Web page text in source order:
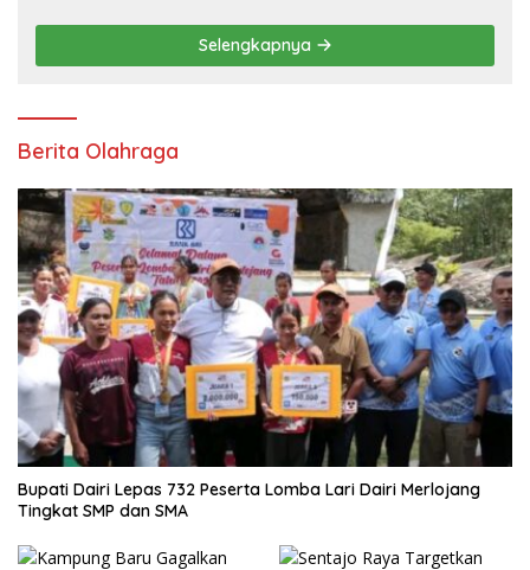
YANG MENJERAT
Selengkapnya
Berita Olahraga
Bupati Dairi Lepas 732 Peserta Lomba Lari Dairi Merlojang
Tingkat SMP dan SMA